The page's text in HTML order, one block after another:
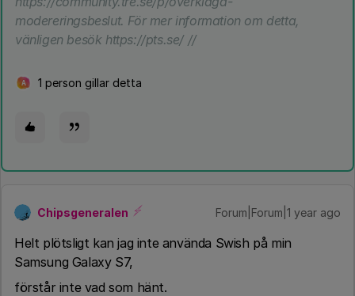
modereringsbeslut. För mer information om detta,
vänligen besök https://pts.se/ //
A 1 person gillar detta
Chipsgeneralen Forum|Forum|1 year ago
Helt plötsligt kan jag inte använda Swish på min
Samsung Galaxy S7,
förstår inte vad som hänt.